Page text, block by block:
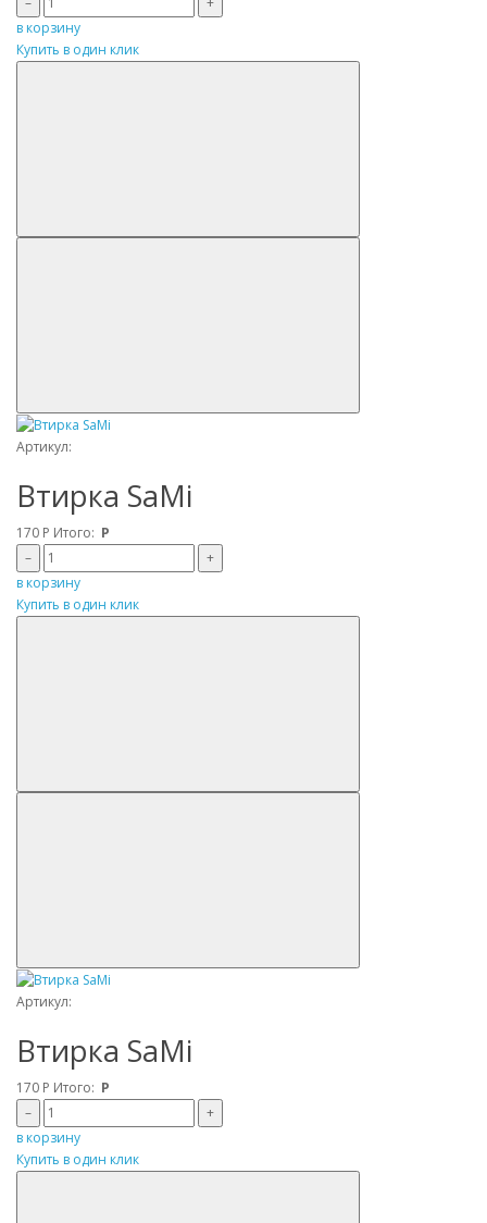
в корзину
Купить в один клик
Артикул:
Втирка SaMi
170 Р Итого: Р
–
+
в корзину
Купить в один клик
Артикул:
Втирка SaMi
170 Р Итого: Р
–
+
в корзину
Купить в один клик